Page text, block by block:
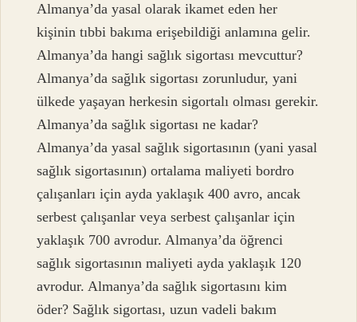
Almanya’da yasal olarak ikamet eden her
kişinin tıbbi bakıma erişebildiği anlamına gelir.
Almanya’da hangi sağlık sigortası mevcuttur?
Almanya’da sağlık sigortası zorunludur, yani
ülkede yaşayan herkesin sigortalı olması gerekir.
Almanya’da sağlık sigortası ne kadar?
Almanya’da yasal sağlık sigortasının (yani yasal
sağlık sigortasının) ortalama maliyeti bordro
çalışanları için ayda yaklaşık 400 avro, ancak
serbest çalışanlar veya serbest çalışanlar için
yaklaşık 700 avrodur. Almanya’da öğrenci
sağlık sigortasının maliyeti ayda yaklaşık 120
avrodur. Almanya’da sağlık sigortasını kim
öder? Sağlık sigortası, uzun vadeli bakım